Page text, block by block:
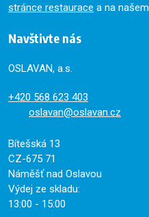
stránce restaurace a na našem
Navštivte nás
OSLAVAN, a.s.
+420 568 623 403
oslavan@oslavan.cz
Bítešská 13
CZ-675 71
Náměšť nad Oslavou
Výdej ze skladu:
13:00 - 15:00